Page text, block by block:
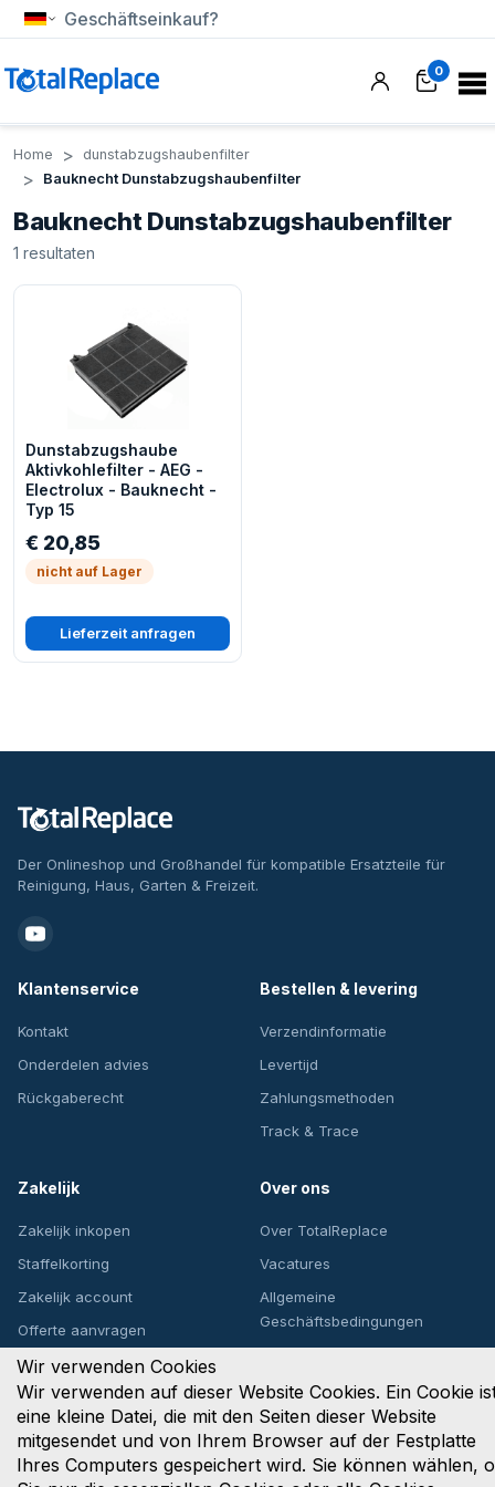
Geschäftseinkauf?
0
Home
dunstabzugshaubenfilter
Bauknecht Dunstabzugshaubenfilter
Bauknecht Dunstabzugshaubenfilter
1 resultaten
Dunstabzugshaube
Aktivkohlefilter - AEG -
Electrolux - Bauknecht -
Typ 15
€ 20,85
nicht auf Lager
Lieferzeit anfragen
Der Onlineshop und Großhandel für kompatible Ersatzteile für
Reinigung, Haus, Garten & Freizeit.
Klantenservice
Kontakt
Onderdelen advies
Rückgaberecht
Bestellen & levering
Verzendinformatie
Levertijd
Zahlungsmethoden
Track & Trace
Zakelijk
Zakelijk inkopen
Staffelkorting
Zakelijk account
Offerte aanvragen
Over ons
Over TotalReplace
Vacatures
Allgemeine
Geschäftsbedingungen
Upsite Solutions B.V.
Het Goorke 53, 4906 CZ Oosterhout, Nederland
KvK: 89764122 | BTW: NL853807826B01
Wir verwenden Cookies
Wir verwenden auf dieser Website Cookies. Ein Cookie
eine kleine Datei, die mit den Seiten dieser Website
mitgesendet und von Ihrem Browser auf der Festplatte
Ihres Computers gespeichert wird. Sie können wählen,